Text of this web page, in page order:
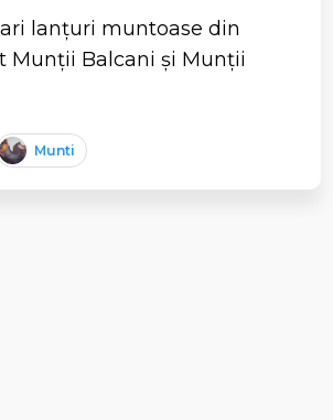
lanțuri muntoase din
Munții Balcani și Munții
Munti